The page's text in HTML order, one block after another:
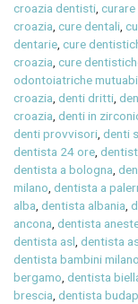
croazia dentisti,
croazia,cure dentali,
dentarie,cure
croazia,cure
odontoiatriche
croazia,denti dritti,
croazia,denti in
denti provvisori,denti
dentista 24 ore,
dentista a bologna,
milano,dentista a
alba,dentista albania,
ancona,dentista
dentista asl,dentista
dentista bambini
bergamo,dentista
brescia,dentista